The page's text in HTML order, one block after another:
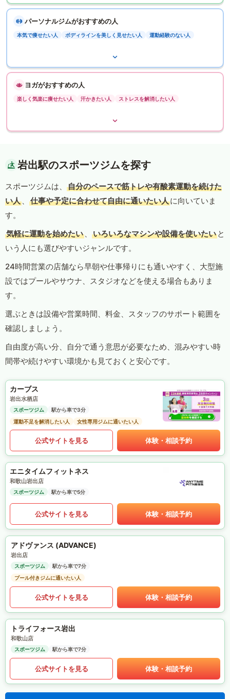
パーソナルジムがおすすめの人
本気で痩せたい人 ボディラインを美しく見せたい人 運動経験のない人
ヨガがおすすめの人
楽しく気楽に痩せたい人 汗かきたい人 ストレスを解消したい人
岩出駅のスポーツジムを探す
スポーツジムは、
自分のペースで筋トレや有酸素運動を続けた
い人 、 仕事や予定に合わせて自由に通いたい人に向いていま
す。
気軽に運動を始めたい 、 いろいろなマシンや設備を使いたい と
いう人にも選びやすいジャンルです。
24時間営業の店舗なら早朝や仕事帰りにも通いやすく、大型施
設ではプールやサウナ、スタジオなどを使える場合もありま
す。
選ぶときは設備や営業時間、料金、スタッフのサポート範囲を
確認しましょう。
自由度が高い分、自分で通う意思が必要なため、混みやすい時
間帯や続けやすい環境かも見ておくと安心です。
カーブス
岩出水栖店
スポーツジム
駅から車で3分
運動不足を解消したい人
女性専用ジムに通いたい人
公式サイトを見る 体験・相談予約
エニタイムフィットネス
和歌山岩出店
スポーツジム 駅から車で5分
公式サイトを見る 体験・相談予約
アドヴァンス (ADVANCE)
岩出店
スポーツジム
駅から車で7分
プール付きジムに通いたい人
公式サイトを見る 体験・相談予約
トライフォース岩出
和歌山店
スポーツジム 駅から車で7分
公式サイトを見る 体験・相談予約